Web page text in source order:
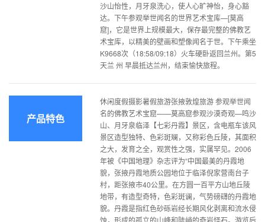
沙山怡性，月牙泉洗心，使人心旷神怡，身心豁
达。下午参观举世闻名的世界艺术宝库—[莫高
窟]，它是世界上规模最大，保存最完整的佛教艺
术宝库，以精美的壁画和塑像闻名于世。下午乘坐
K9668次（18:58/09:18）火车硬卧返回兰州。第5
天兰 州 早晨抵达兰州，结束愉快旅程。
产品特色
休闲度假摄影暑假旅游张掖敦煌旅游 参观举世闻
名的佛教艺术宝窟——莫高窟参观沙漠奇观—鸣沙
山、月牙泉临泽【七彩丹霞】景区，含电瓶车该风
景区造型独特、色彩斑斓，又称彩色丘陵，其面积
之大，发育之全，观赏性之强，实属罕见。2006
年被《中国地理》杂志评为“中国最美的丹霞地
貌，张掖丹霞地质公园地位于临泽倪家营南台子
村，距张掖市40公里。在方圆一百平方山地丘陵
地带，有造型奇特，色彩斑谰，气势磅礴的丹霞地
貌。丹霞是指红色砂砾岩经长期风化剥离和流水侵
蚀，形成的孤立的山峰和陡峭的奇岩怪石。游览后